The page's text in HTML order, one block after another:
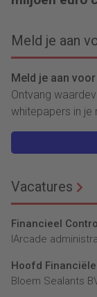
Meld je aan
Meld je aan
Ontvang
whitepapers in je
Vacatures
Financieel
lArcade
Hoofd
Bloem Sealants